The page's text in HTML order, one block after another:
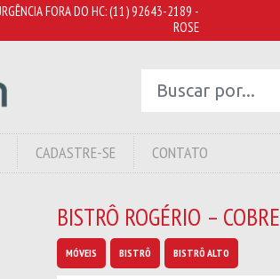
FORA DO HC:(11) 92643-2189 -
ROSE
CADASTRE-SE CONTATO
BISTRÔ ROGÉRIO – COBRE
MÓVEIS BISTRÔ BISTRÔ ALTO